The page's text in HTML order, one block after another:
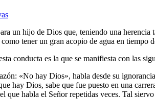
un hijo de Dios que, teniendo una
tener un gran acopio de agua en
conducta es la que se manifiesta con las
«No hay Dios», habla desde su
hay Dios, sabe que fue puesto en una
que habla el Señor repetidas veces. Tal